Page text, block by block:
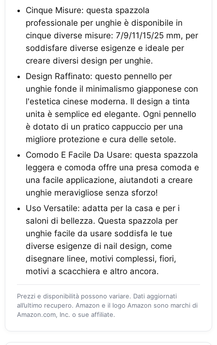
Cinque Misure: questa spazzola
professionale per unghie è disponibile in
cinque diverse misure: 7/9/11/15/25 mm, per
soddisfare diverse esigenze e ideale per
creare diversi design per unghie.
Design Raffinato: questo pennello per
unghie fonde il minimalismo giapponese con
l'estetica cinese moderna. Il design a tinta
unita è semplice ed elegante. Ogni pennello
è dotato di un pratico cappuccio per una
migliore protezione e cura delle setole.
Comodo E Facile Da Usare: questa spazzola
leggera e comoda offre una presa comoda e
una facile applicazione, aiutandoti a creare
unghie meravigliose senza sforzo!
Uso Versatile: adatta per la casa e per i
saloni di bellezza. Questa spazzola per
unghie facile da usare soddisfa le tue
diverse esigenze di nail design, come
disegnare linee, motivi complessi, fiori,
motivi a scacchiera e altro ancora.
Prezzi e disponibilità possono variare. Dati aggiornati
all’ultimo recupero. Amazon e il logo Amazon sono marchi di
Amazon.com, Inc. o sue affiliate.